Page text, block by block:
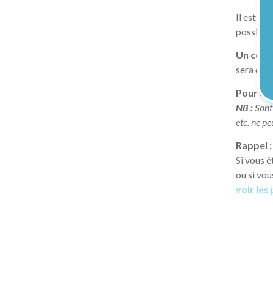
Il est
Un
sera
Pour
NB :
etc. ne
Rappel :
Si vous
ou si
voir les